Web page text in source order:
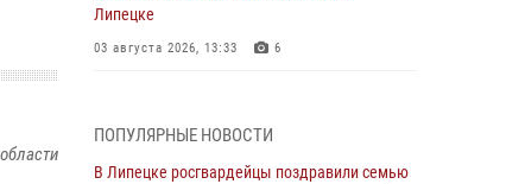
Липецке
03 августа 2026, 13:33 6
ПОПУЛЯРНЫЕ НОВОСТИ
В Липецке росгвардейцы поздравили семью